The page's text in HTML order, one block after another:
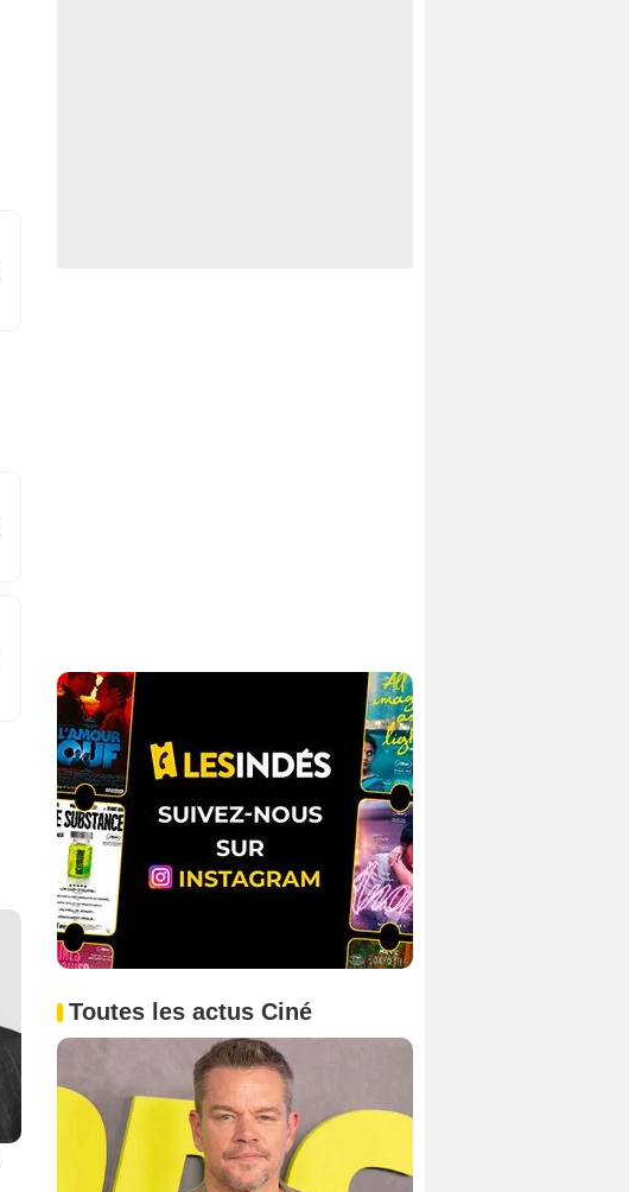
Toutes les actus Ciné